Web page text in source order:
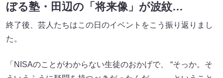
ぼる塾・田辺の「将来像」が波紋…
終了後、芸人たちはこの日のイベントをこう振り返りまし
た。
「NISAのことがわからない生徒のおかげで、 “そっか。そ